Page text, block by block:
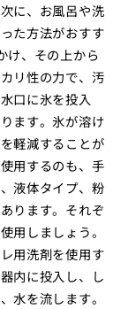
に、お風呂や洗
た方法がおすす
け、その上から
リ性の力で、汚
口に氷を投入
ます。氷が溶け
軽減することが
用するのも、手
液体タイプ、粉
ります。それぞ
用しましょう。
用洗剤を使用す
内に投入し、し
水を流します。